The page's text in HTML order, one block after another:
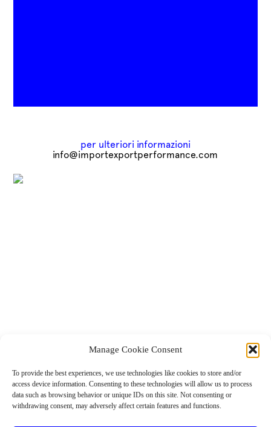
Manage Cookie Consent
To provide the best experiences, we use technologies like cookies to store and/or
access device information. Consenting to these technologies will allow us to process
data such as browsing behavior or unique IDs on this site. Not consenting or
withdrawing consent, may adversely affect certain features and functions.
per ulteriori informazioni
info@importexportperformance.com
con il contributo de Creative Europe, il Comune di Livorno, la Fondazione Livorno, il
Toscana
IMPORT/EXPORT e Maria Novella Tattanelli, Tiina Lehtimäki, Enrico L’Abbate,
Aleksander Zain, Sharon Estacio, Darius Bogdanowicz (gruppo di artisti di artiste e